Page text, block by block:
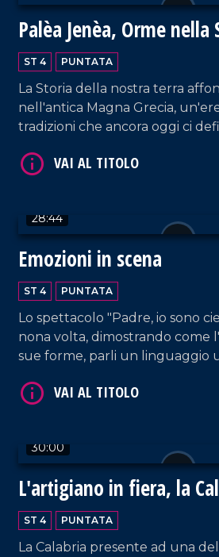
Palèa Jenèa, Orme
Calabria Greca
ST 4 PUNTATA
La Storia della nostra terra
nell'antica Magna Grecia,
tradizioni che ancora oggi ci
profondo, coinvolgendo tutte
28:44
Emozioni in scena
ST 4 PUNTATA
Lo spettacolo "Padre, io sono
nona volta, dimostrando come
sue forme, parli un linguaggio
30:00
L'artigiano in fiera, la
protagonista a Milano
ST 4 PUNTATA
La Calabria presente ad una
VAI AL TITOLO
VAI AL TITOLO
VAI AL TITOLO